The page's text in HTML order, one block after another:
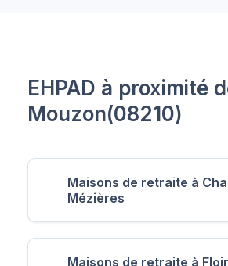
EHPAD à proximité
Mouzon(08210)
Maisons de retraite à
Mézières
Maisons de retraite à